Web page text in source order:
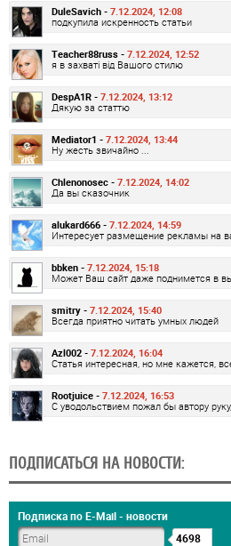
DuleSavich - 7.12.2024, 12:08
подкупила искренность статьи
Teacher88russ - 7.12.2024, 12:52
я в захваті від Вашого стилю
DespA1R - 7.12.2024, 13:12
Дякую за статтю
Mediator1 - 7.12.2024, 13:44
Ну жесть звичайно ...
Chlenonosec - 7.12.2024, 14:02
Да вы сказочник
alukard666 - 7.12.2024, 14:59
Интересует размещение рекламы на
bbken - 7.12.2024, 15:18
Может Ваш сайт даже поднимется в
smitry - 7.12.2024, 15:40
Всегда приятно читать умных людей
Azl002 - 7.12.2024, 16:04
Статья интересная, но мне кажется,
Rootjuice - 7.12.2024, 16:53
С уводольствием пожал бы автору
ПОДПИСАТЬСЯ НА НОВОСТИ:
Подписка по E-Mail - новости
4698